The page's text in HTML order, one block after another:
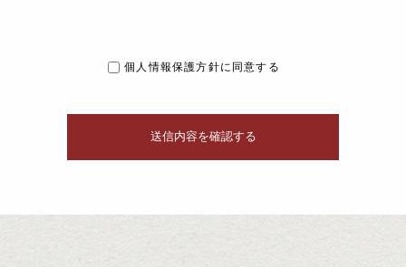
個人情報保護方針に同意する